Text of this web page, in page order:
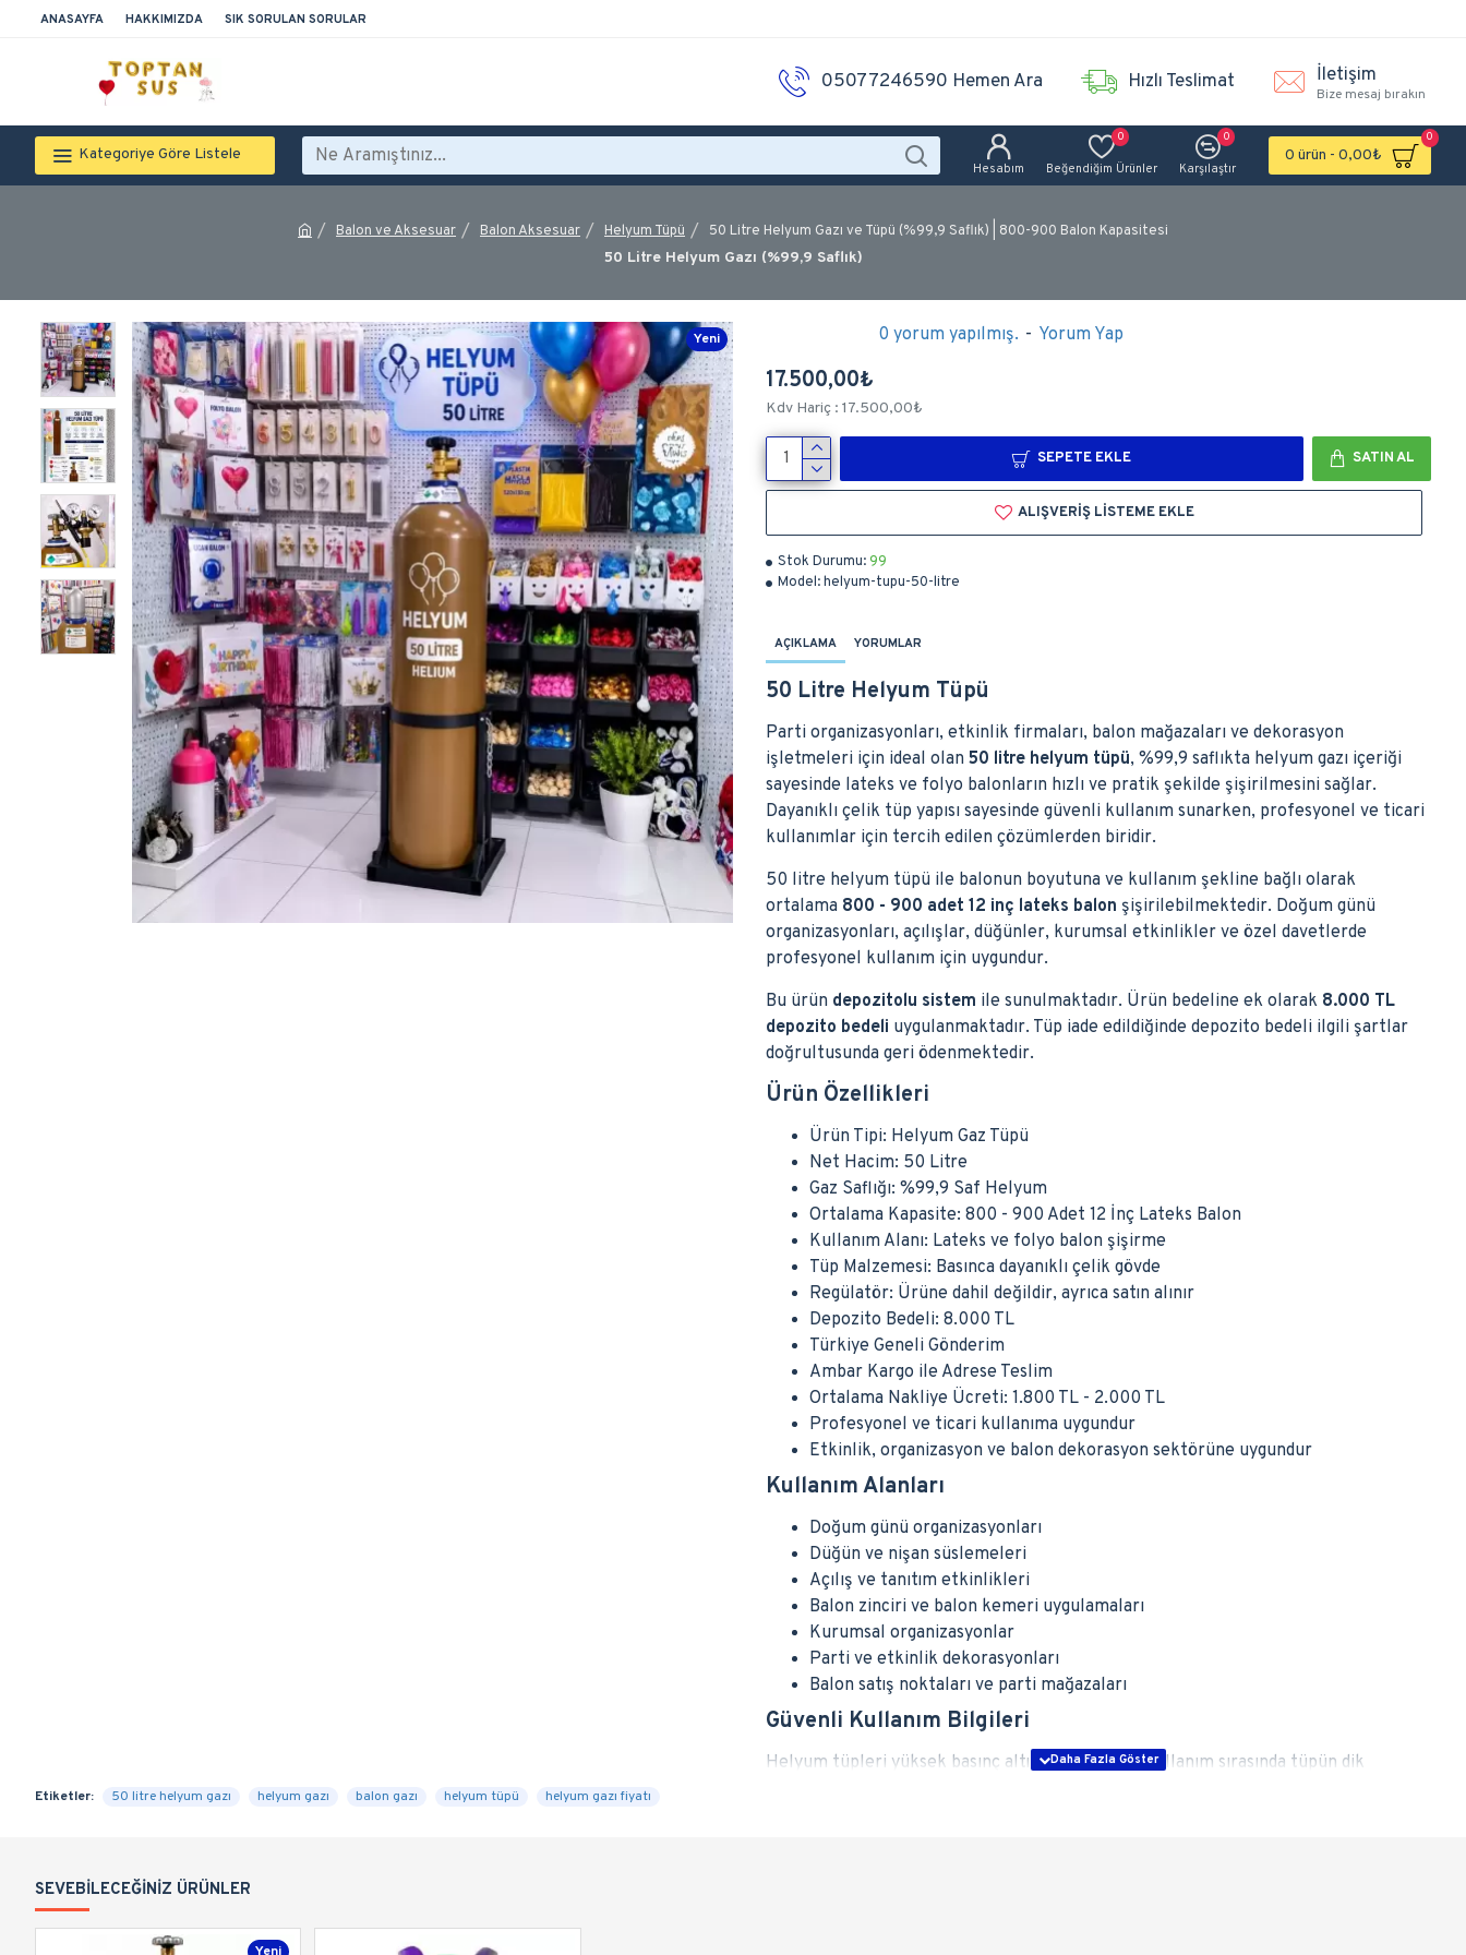
ANASAYFA HAKKIMIZDA SIK SORULAN SORULAR
05077246590 Hemen Ara Hızlı Teslimat İletişim
Bize mesaj bırakın
Kategoriye Göre Listele
Hesabım Beğendiğim Ürünler
0
Karşılaştır
0
0 ürün - 0,00₺
0
Balon ve Aksesuar Balon Aksesuar Helyum Tüpü 50 Litre Helyum Gazı ve Tüpü (%99,9 Saflık) | 800-900 Balon Kapasitesi
50 Litre Helyum Gazı (%99,9 Saflık)
Yeni
Stok Durumu: 99
Model:helyum-tupu-50-litre
0 yorum yapılmış. - Yorum Yap
17.500,00₺
Kdv Hariç : 17.500,00₺
SEPETE EKLE SATIN AL
ALIŞVERIŞ LISTEME EKLE
AÇIKLAMA YORUMLAR
50 Litre Helyum Tüpü
Parti organizasyonları, etkinlik firmaları, balon mağazaları ve dekorasyon
işletmeleri için ideal olan 50 litre helyum tüpü, %99,9 saflıkta helyum gazı içeriği
sayesinde lateks ve folyo balonların hızlı ve pratik şekilde şişirilmesini sağlar.
Dayanıklı çelik tüp yapısı sayesinde güvenli kullanım sunarken, profesyonel ve ticari
kullanımlar için tercih edilen çözümlerden biridir.
50 litre helyum tüpü ile balonun boyutuna ve kullanım şekline bağlı olarak
ortalama 800 - 900 adet 12 inç lateks balon şişirilebilmektedir. Doğum günü
organizasyonları, açılışlar, düğünler, kurumsal etkinlikler ve özel davetlerde
profesyonel kullanım için uygundur.
Bu ürün depozitolu sistem ile sunulmaktadır. Ürün bedeline ek olarak 8.000 TL
depozito bedeli uygulanmaktadır. Tüp iade edildiğinde depozito bedeli ilgili şartlar
doğrultusunda geri ödenmektedir.
Ürün Özellikleri
Ürün Tipi: Helyum Gaz Tüpü
Net Hacim: 50 Litre
Gaz Saflığı: %99,9 Saf Helyum
Ortalama Kapasite: 800 - 900 Adet 12 İnç Lateks Balon
Kullanım Alanı: Lateks ve folyo balon şişirme
Tüp Malzemesi: Basınca dayanıklı çelik gövde
Regülatör: Ürüne dahil değildir, ayrıca satın alınır
Depozito Bedeli: 8.000 TL
Türkiye Geneli Gönderim
Ambar Kargo ile Adrese Teslim
Ortalama Nakliye Ücreti: 1.800 TL - 2.000 TL
Profesyonel ve ticari kullanıma uygundur
Etkinlik, organizasyon ve balon dekorasyon sektörüne uygundur
Kullanım Alanları
Doğum günü organizasyonları
Düğün ve nişan süslemeleri
Açılış ve tanıtım etkinlikleri
Balon zinciri ve balon kemeri uygulamaları
Kurumsal organizasyonlar
Parti ve etkinlik dekorasyonları
Balon satış noktaları ve parti mağazaları
Güvenli Kullanım Bilgileri
Helyum tüpleri yüksek basınç altında gaz içerir. Kullanım sırasında tüpün dik
Etiketler: 50 litre helyum gazı helyum gazı balon gazı helyum tüpü helyum gazı fiyatı
SEVEBILECEĞINIZ ÜRÜNLER